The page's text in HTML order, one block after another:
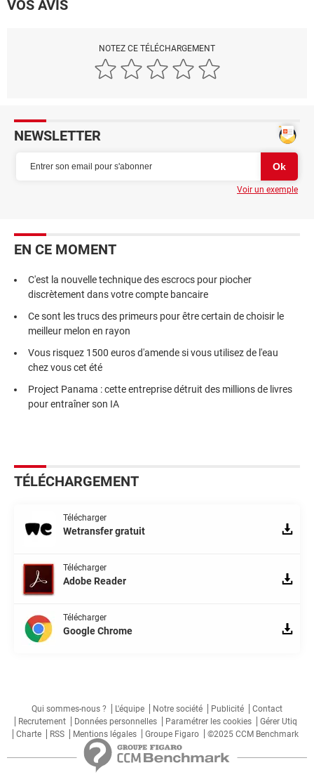
VOS AVIS
NOTEZ CE TÉLÉCHARGEMENT
NEWSLETTER
Voir un exemple
EN CE MOMENT
C'est la nouvelle technique des escrocs pour piocher
discrètement dans votre compte bancaire
Ce sont les trucs des primeurs pour être certain de choisir le
meilleur melon en rayon
Vous risquez 1500 euros d'amende si vous utilisez de l'eau
chez vous cet été
Project Panama : cette entreprise détruit des millions de livres
pour entraîner son IA
TÉLÉCHARGEMENT
Télécharger
Wetransfer gratuit
Télécharger
Adobe Reader
Télécharger
Google Chrome
Qui sommes-nous ? L'équipe Notre société Publicité
Contact
Recrutement
Données personnelles Paramétrer les cookies
Gérer Utiq
Charte
RSS Mentions légales Groupe Figaro ©2025 CCM Benchmark